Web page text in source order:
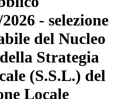
- selezione
del Nucleo
Strategia
(S.S.L.) del
Locale